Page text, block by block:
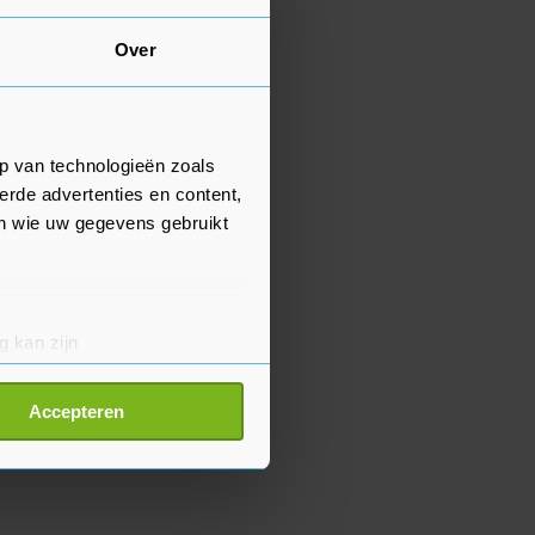
Over
van technologieën zoals
advertenties en content,
wie uw gegevens gebruikt
kan zijn
detailgedeelte
Accepteren